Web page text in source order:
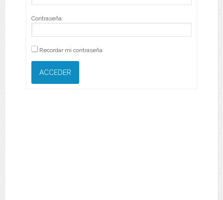
Contraseña:
Recordar mi contraseña
ACCEDER